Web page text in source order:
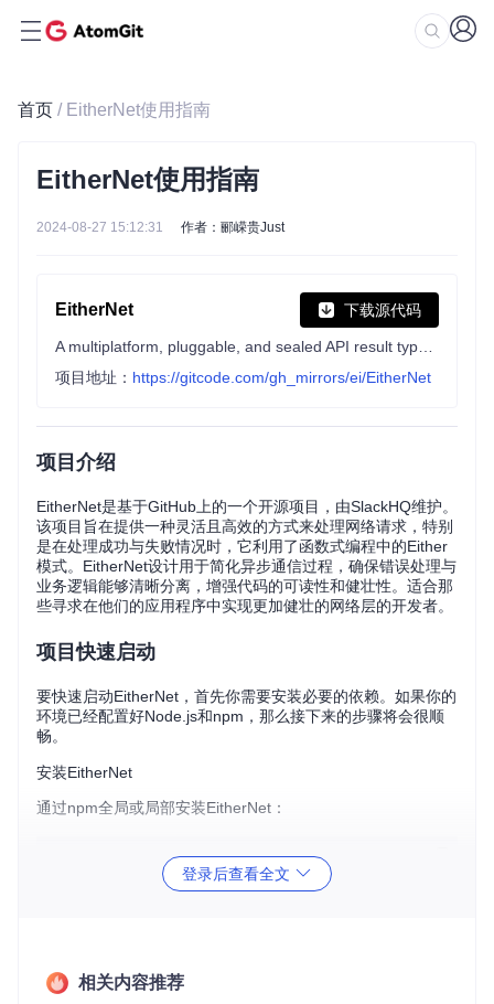
首页 / EitherNet使用指南
EitherNet使用指南
2024-08-27 15:12:31 作者：郦嵘贵Just
EitherNet 下载源代码
项目地址： https://gitcode.com/gh_mirrors/ei/EitherNet
项目介绍
EitherNet是基于GitHub上的一个开源项目，由SlackHQ维护。
该项目旨在提供一种灵活且高效的方式来处理网络请求，特别
是在处理成功与失败情况时，它利用了函数式编程中的Either
模式。EitherNet设计用于简化异步通信过程，确保错误处理与
业务逻辑能够清晰分离，增强代码的可读性和健壮性。适合那
些寻求在他们的应用程序中实现更加健壮的网络层的开发者。
项目快速启动
要快速启动EitherNet，首先你需要安装必要的依赖。如果你的
环境已经配置好Node.js和npm，那么接下来的步骤将会很顺
畅。
安装EitherNet
通过npm全局或局部安装EitherNet：
const EitherNet =
登录后查看全文
相关内容推荐